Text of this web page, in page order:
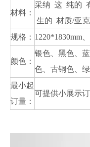
材料：
采纳 这 纯的
生的 材质/亚
规格： 1220*1830mm
颜色：
银色、黑色、
色、古铜色、
最小起
订量：
可提供小展示